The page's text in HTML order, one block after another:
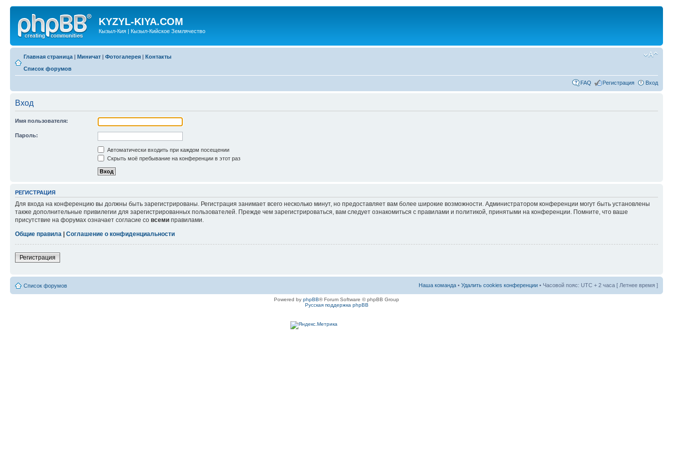
KYZYL-KIYA.COM
Кызыл-Кия | Кызыл-Кийское Землячество
Главная страница | Миничат | Фотогалерея | Контакты
Список форумов
FAQ Регистрация Вход
Вход
Имя пользователя:
Пароль:
Автоматически входить при каждом посещении
Скрыть моё пребывание на конференции в этот раз
РЕГИСТРАЦИЯ
Для входа на конференцию вы должны быть зарегистрированы. Регистрация занимает всего несколько минут, но предоставляет вам более широкие возможности. Администратором конференции могут быть установлены
также дополнительные привилегии для зарегистрированных пользователей. Прежде чем зарегистрироваться, вам следует ознакомиться с правилами и политикой, принятыми на конференции. Помните, что ваше
присутствие на форумах означает согласие со всеми правилами.
Общие правила
Соглашение о конфиденциальности
Регистрация
Список форумов Наша команда • Удалить cookies конференции • Часовой пояс: UTC + 2 часа [ Летнее время ]
Powered by phpBB® Forum Software © phpBB Group
Русская поддержка phpBB